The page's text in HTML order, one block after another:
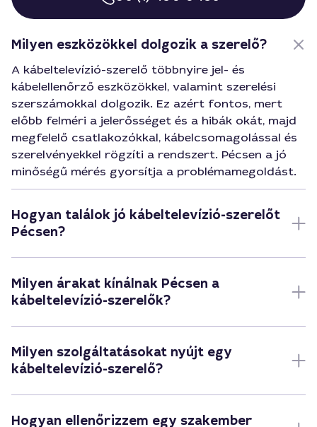
Milyen eszközökkel dolgozik a szerelő?
A kábeltelevízió-szerelő többnyire jel- és
kábelellenőrző eszközökkel, valamint szerelési
szerszámokkal dolgozik. Ez azért fontos, mert
előbb felméri a jelerősséget és a hibák okát, majd
megfelelő csatlakozókkal, kábelcsomagolással és
szerelvényekkel rögzíti a rendszert. Pécsen a jó
minőségű mérés gyorsítja a problémamegoldást.
Hogyan találok jó kábeltelevízió-szerelőt
Pécsen?
Milyen árakat kínálnak Pécsen a
kábeltelevízió-szerelők?
Milyen szolgáltatásokat nyújt egy
kábeltelevízió-szerelő?
Hogyan ellenőrizzem egy szakember